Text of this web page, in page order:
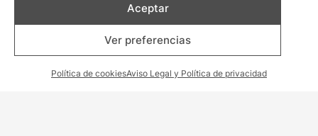
Aceptar
Ver preferencias
Política de cookiesAviso Legal y Política de privacidad